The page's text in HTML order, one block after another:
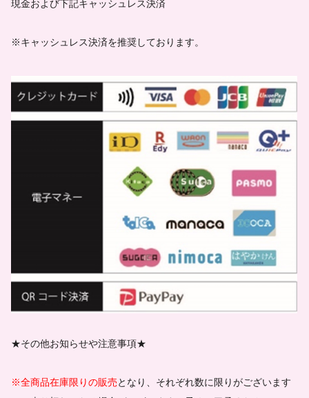
現金および下記キャッシュレス決済
※キャッシュレス決済を推奨しております。
★その他お知らせや注意事項★
※全商品在庫限りの販売となり、それぞれ数に限りがございます